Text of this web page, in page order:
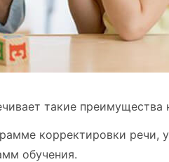
такие преимущества
корректировки
обучения.